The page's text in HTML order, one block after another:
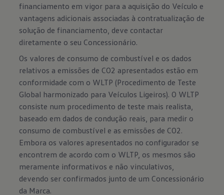
financiamento em vigor para a aquisição do Veículo e
vantagens adicionais associadas à contratualização de
solução de financiamento, deve contactar
diretamente o seu Concessionário.
Os valores de consumo de combustível e os dados
relativos a emissões de CO2 apresentados estão em
conformidade com o WLTP (Procedimento de Teste
Global harmonizado para Veículos Ligeiros). O WLTP
consiste num procedimento de teste mais realista,
baseado em dados de condução reais, para medir o
consumo de combustível e as emissões de CO2.
Embora os valores apresentados no configurador se
encontrem de acordo com o WLTP, os mesmos são
meramente informativos e não vinculativos,
devendo ser confirmados junto de um Concessionário
da Marca.